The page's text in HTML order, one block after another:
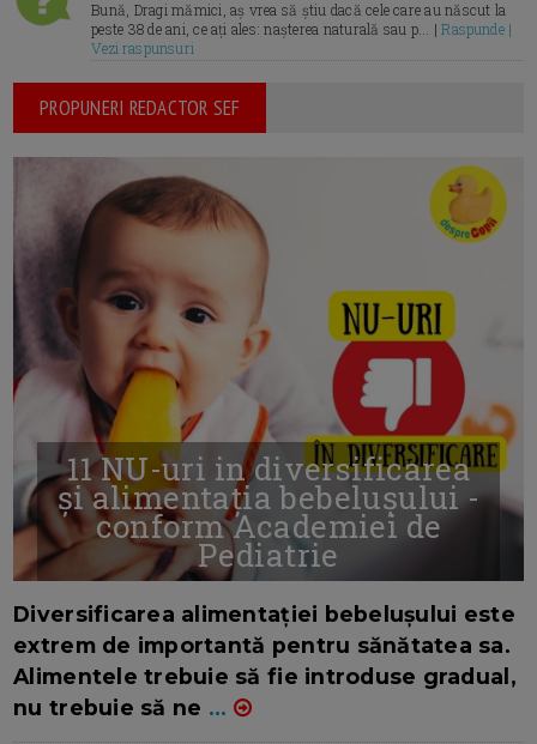
Bună, Dragi mămici, aș vrea să știu dacă cele care au născut la
peste 38 de ani, ce ați ales: nașterea naturală sau p... |Raspunde |
Vezi raspunsuri
PROPUNERI REDACTOR SEF
11 NU-uri in diversificarea
și alimentația bebelușului -
conform Academiei de
Pediatrie
Diversificarea alimentației bebelușului este
extrem de importantă pentru sănătatea sa.
Alimentele trebuie să fie introduse gradual,
nu trebuie să ne ...